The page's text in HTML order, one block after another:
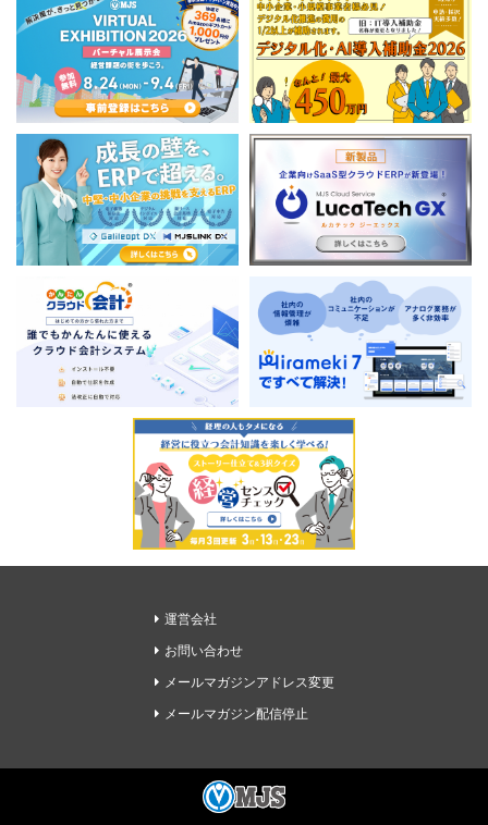
運営会社
お問い合わせ
メールマガジンアドレス変更
メールマガジン配信停止